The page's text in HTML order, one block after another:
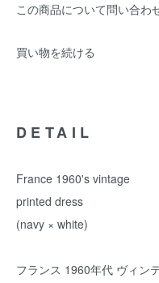
この商品について問い合わ
買い物を続ける
DETAIL
France 1960's vintage
printed dress
(navy × white)
フランス 1960年代 ヴィン